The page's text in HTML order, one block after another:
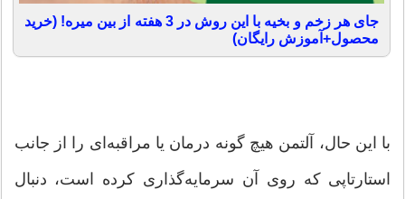
جای هر زخم و بخیه با این روش در 3 هفته از بین میره! (خرید
محصول+آموزش رایگان)
با این حال، آلتمن هیچ گونه درمان یا مراقبه‌ای را از جانب
استارتاپی که روی آن سرمایه‌گذاری کرده است، دنبال